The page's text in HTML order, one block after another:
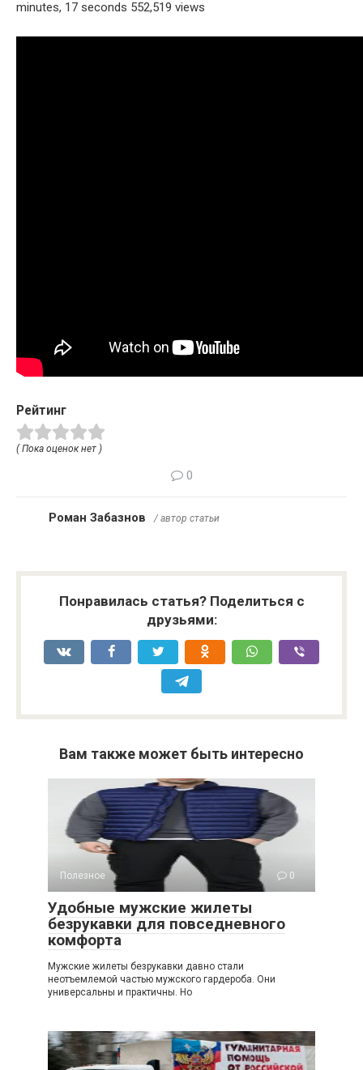
minutes, 17 seconds 552,519 views
Рейтинг
( Пока оценок нет )
0
Роман Забазнов / автор статьи
Понравилась статья? Поделиться с
друзьями:
Вам также может быть интересно
Полезное 0
Удобные мужские жилеты
безрукавки для повседневного
комфорта
Мужские жилеты безрукавки давно стали
неотъемлемой частью мужского гардероба. Они
универсальны и практичны. Но